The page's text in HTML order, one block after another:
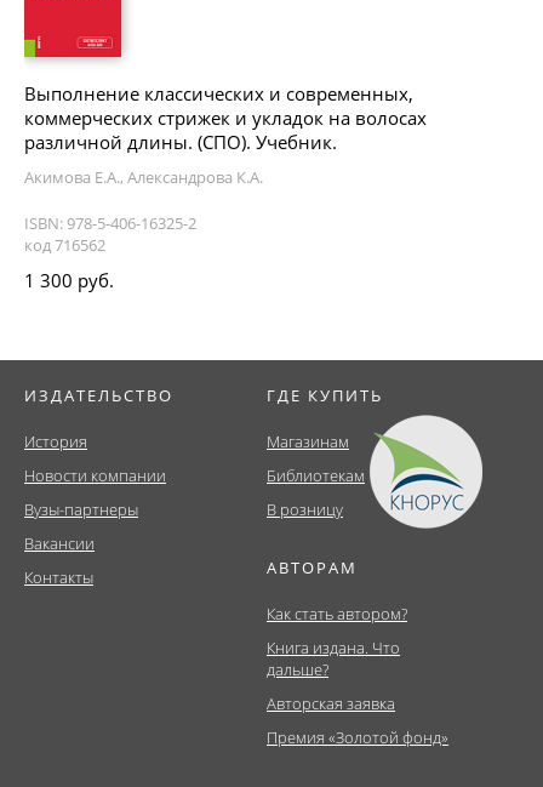
Выполнение классических и современных,
коммерческих стрижек и укладок на волосах
различной длины. (СПО). Учебник.
Акимова Е.А., Александрова К.А.
ISBN: 978-5-406-16325-2
код 716562
1 300 руб.
ИЗДАТЕЛЬСТВО
История
Новости компании
Вузы-партнеры
Вакансии
Контакты
ГДЕ КУПИТЬ
Магазинам
Библиотекам
В розницу
АВТОРАМ
Как стать автором?
Книга издана. Что
дальше?
Авторская заявка
Премия «Золотой фонд»